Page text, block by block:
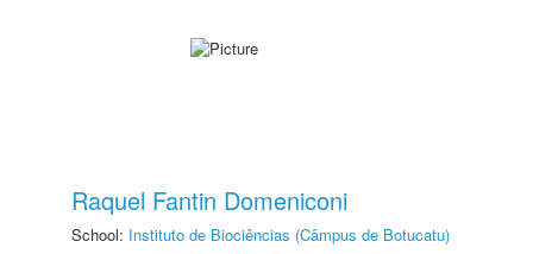
Raquel Fantin Domeniconi
School: Instituto de Biociências (Câmpus de Botucatu)